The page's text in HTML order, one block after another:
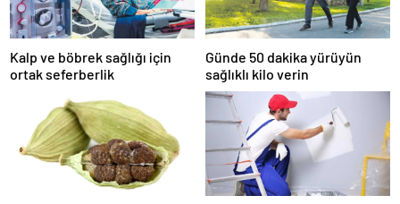
Kalp ve böbrek sağlığı için
ortak seferberlik
Günde 50 dakika yürüyün
sağlıklı kilo verin